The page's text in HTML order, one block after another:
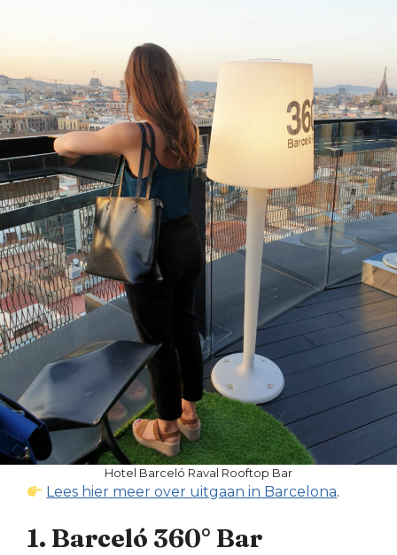
Hotel Barceló Raval Rooftop Bar
Lees hier meer over uitgaan in Barcelona.
1. Barceló 360° Bar